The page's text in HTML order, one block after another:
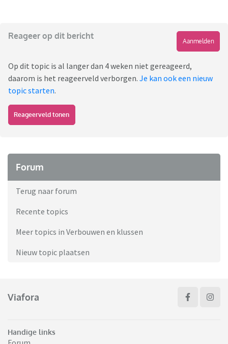
Reageer op dit bericht
Aanmelden
Op dit topic is al langer dan 4 weken niet gereageerd,
daarom is het reageerveld verborgen. Je kan ook een nieuw
topic starten.
Reageerveld tonen
Forum
Terug naar forum
Recente topics
Meer topics in Verbouwen en klussen
Nieuw topic plaatsen
Viafora
Handige links